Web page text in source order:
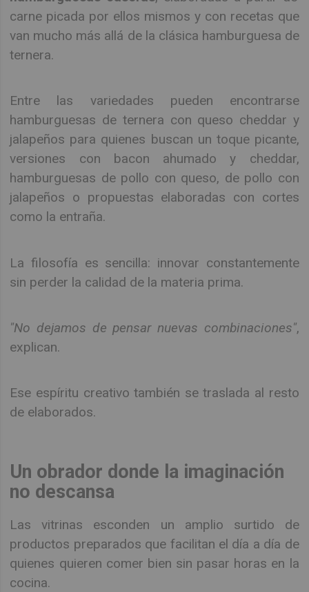
carne picada por ellos mismos y con recetas que
van mucho más allá de la clásica hamburguesa de
ternera.
Entre las variedades pueden encontrarse
hamburguesas de ternera con queso cheddar y
jalapeños para quienes buscan un toque picante,
versiones con bacon ahumado y cheddar,
hamburguesas de pollo con queso, de pollo con
jalapeños o propuestas elaboradas con cortes
como la entraña.
La filosofía es sencilla: innovar constantemente
sin perder la calidad de la materia prima.
"No dejamos de pensar nuevas combinaciones",
explican.
Ese espíritu creativo también se traslada al resto
de elaborados.
Un obrador donde la imaginación
no descansa
Las vitrinas esconden un amplio surtido de
productos preparados que facilitan el día a día de
quienes quieren comer bien sin pasar horas en la
cocina.